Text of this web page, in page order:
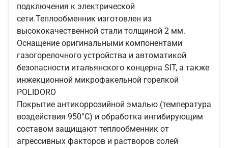
подключения к электрической
сети.Теплообменник изготовлен из
высококачественной стали толщиной 2 мм.
Оснащение оригинальными компонентами
газогорелочного устройства и автоматикой
безопасности итальянского концерна SIT, а также
инжекционной микрофакельной горелкой
POLIDORO
Покрытие антикоррозийной эмалью (температура
воздействия 950°С) и обработка ингибирующим
составом защищают теплообменник от
агрессивных факторов и растворов солей